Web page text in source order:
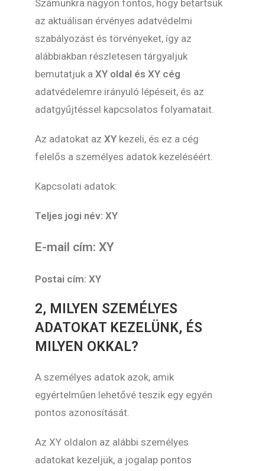
Számunkra nagyon fontos, hogy betartsuk
az aktuálisan érvényes adatvédelmi
szabályozást és törvényeket, így az
alábbiakban részletesen tárgyaljuk
bemutatjuk aXY oldal és XY cég
adatvédelemre irányuló lépéseit, és az
adatgyűjtéssel kapcsolatos folyamatait.
Az adatokat az XY kezeli, és ez a cég
felelős a személyes adatok kezeléséért.
Kapcsolati adatok:
Teljes jogi név: XY
E-mail cím: XY
Postai cím: XY
2, MILYEN SZEMÉLYES
ADATOKAT KEZELÜNK, ÉS
MILYEN OKKAL?
A személyes adatok azok, amik
egyértelműen lehetővé teszik egy egyén
pontos azonosítását.
Az XY oldalon az alábbi személyes
adatokat kezeljük, a jogalap pontos